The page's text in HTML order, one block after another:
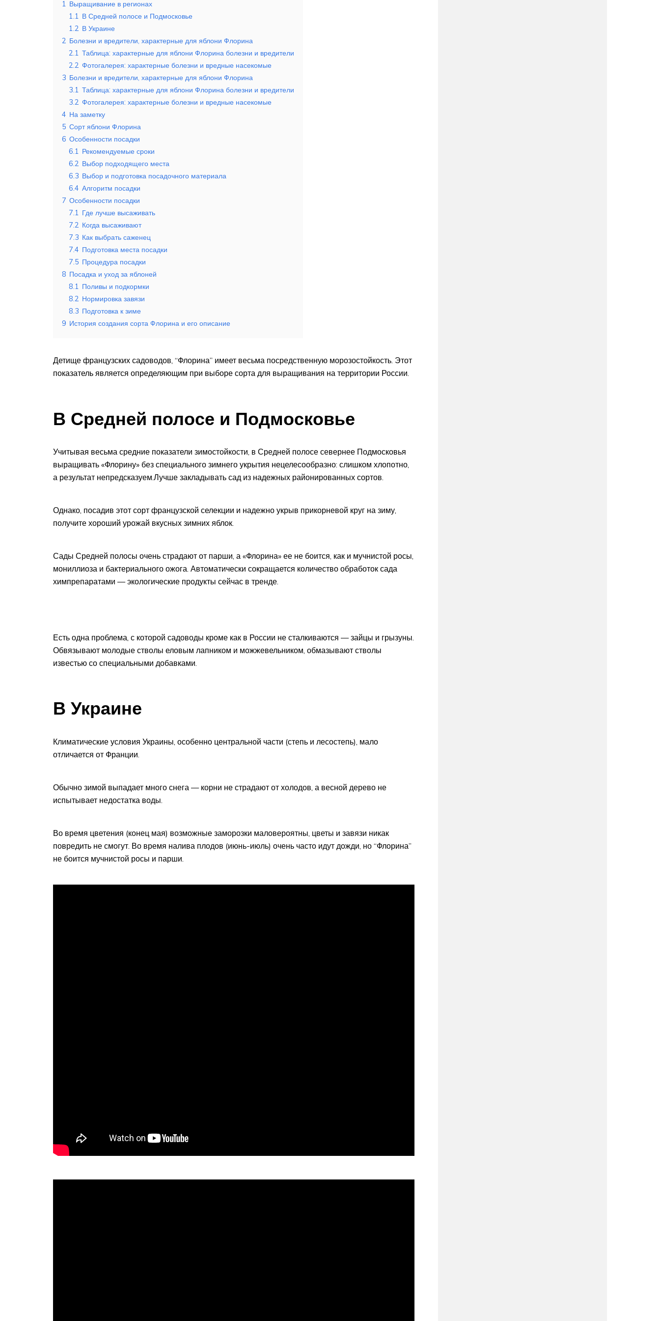
1 Выращивание в регионах
1.1 В Средней полосе и Подмосковье
1.2 В Украине
2 Болезни и вредители, характерные для яблони Флорина
2.1 Таблица: характерные для яблони Флорина болезни и вредители
2.2 Фотогалерея: характерные болезни и вредные насекомые
3 Болезни и вредители, характерные для яблони Флорина
3.1 Таблица: характерные для яблони Флорина болезни и вредители
3.2 Фотогалерея: характерные болезни и вредные насекомые
4 На заметку
5 Сорт яблони Флорина
6 Особенности посадки
6.1 Рекомендуемые сроки
6.2 Выбор подходящего места
6.3 Выбор и подготовка посадочного материала
6.4 Алгоритм посадки
7 Особенности посадки
7.1 Где лучше высаживать
7.2 Когда высаживают
7.3 Как выбрать саженец
7.4 Подготовка места посадки
7.5 Процедура посадки
8 Посадка и уход за яблоней
8.1 Поливы и подкормки
8.2 Нормировка завязи
8.3 Подготовка к зиме
9 История создания сорта Флорина и его описание
Детище французских садоводов, “Флорина” имеет весьма посредственную морозостойкость. Этот
показатель является определяющим при выборе сорта для выращивания на территории России.
В Средней полосе и Подмосковье
Учитывая весьма средние показатели зимостойкости, в Средней полосе севернее Подмосковья
выращивать «Флорину» без специального зимнего укрытия нецелесообразно: слишком хлопотно,
а результат непредсказуем.Лучше закладывать сад из надежных районированных сортов.
Однако, посадив этот сорт французской селекции и надежно укрыв прикорневой круг на зиму,
получите хороший урожай вкусных зимних яблок.
Сады Средней полосы очень страдают от парши, а «Флорина» ее не боится, как и мучнистой росы,
мониллиоза и бактериального ожога. Автоматически сокращается количество обработок сада
химпрепаратами — экологические продукты сейчас в тренде.
Есть одна проблема, с которой садоводы кроме как в России не сталкиваются — зайцы и грызуны.
Обвязывают молодые стволы еловым лапником и можжевельником, обмазывают стволы
известью со специальными добавками.
В Украине
Климатические условия Украины, особенно центральной части (степь и лесостепь), мало
отличается от Франции.
Обычно зимой выпадает много снега — корни не страдают от холодов, а весной дерево не
испытывает недостатка воды.
Во время цветения (конец мая) возможные заморозки маловероятны, цветы и завязи никак
повредить не смогут. Во время налива плодов (июнь-июль) очень часто идут дожди, но “Флорина”
не боится мучнистой росы и парши.